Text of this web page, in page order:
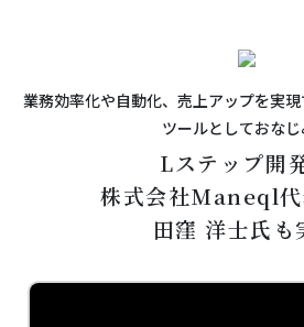
業務効率化や自動化、売上アップを実
ツールとしておな
Lステップ開
株式会社Maneql代
田窪 洋士氏も